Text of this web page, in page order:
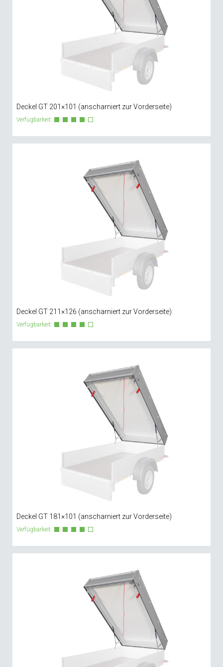
Deckel GT 201×101 (anscharniert zur Vorderseite)
Verfügbarkeit:
Deckel GT 211×126 (anscharniert zur Vorderseite)
Verfügbarkeit:
Deckel GT 181×101 (anscharniert zur Vorderseite)
Verfügbarkeit: